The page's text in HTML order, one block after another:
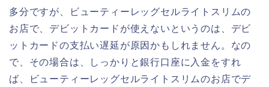
多分ですが、ビューティーレッグセルライトスリムの
お店で、デビットカードが使えないというのは、デビ
ットカードの支払い遅延が原因かもしれません。なの
で、その場合は、しっかりと銀行口座に入金をすれ
ば、ビューティーレッグセルライトスリムのお店でデ